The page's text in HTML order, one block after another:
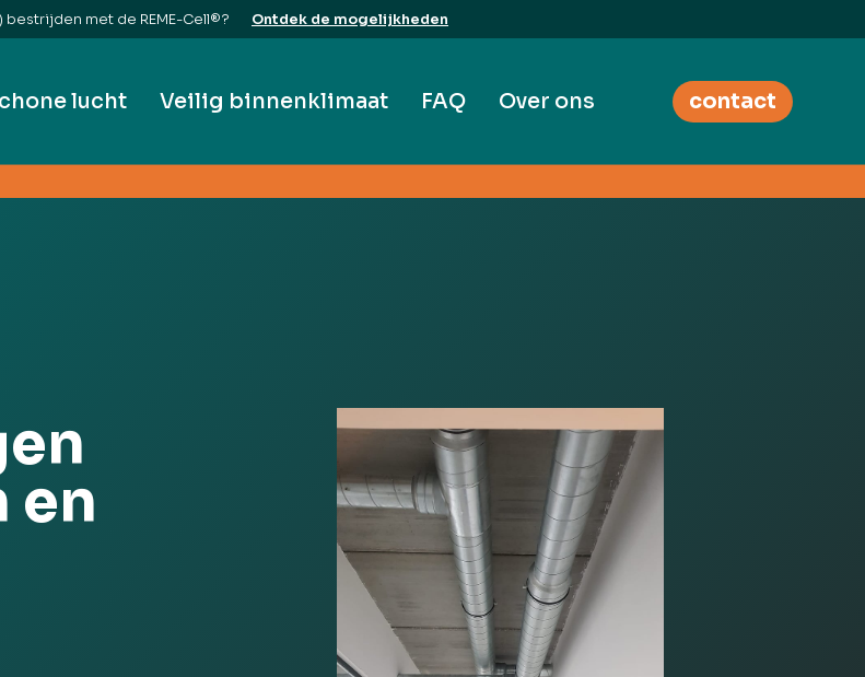
met de REME-Cell®? Ontdek de mogelijkheden
lucht Veilig binnenklimaat FAQ Over ons contact
en